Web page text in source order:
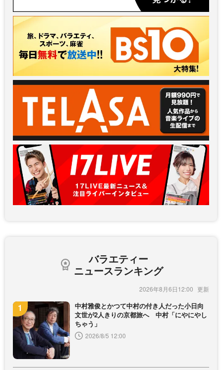
バラエティー
ニュースランキング
2026年8月6日12:00
中村雅俊とかつて中村の付き人だった小日向
文世が2人きりの京都旅へ 中村「にやにやし
ちゃう」
2026/8/5 12:00